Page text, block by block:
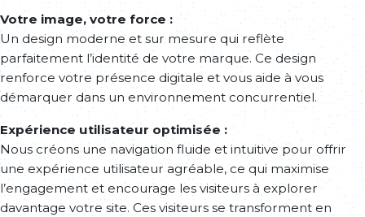
Optimisation SXO & ergonomie
L’optimisation SXO (SEO + UX) permet d’améliorer la
visibilité du site tout en garantissant une navigation fluide.
contenu pour offrir une expérience utilisateur
engageante et maximiser la performance sur les moteurs
de recherche.
Développement responsive et tests A/B
Votre image, votre force :
Un design moderne et sur mesure qui reflète
parfaitement l’identité de votre marque. Ce design
renforce votre présence digitale et vous aide à vous
démarquer dans un environnement concurrentiel.
Expérience utilisateur optimisée :
Nous créons une navigation fluide et intuitive pour offrir
une expérience utilisateur agréable, ce qui maximise
l’engagement et encourage les visiteurs à explorer
davantage votre site. Ces visiteurs se transforment en